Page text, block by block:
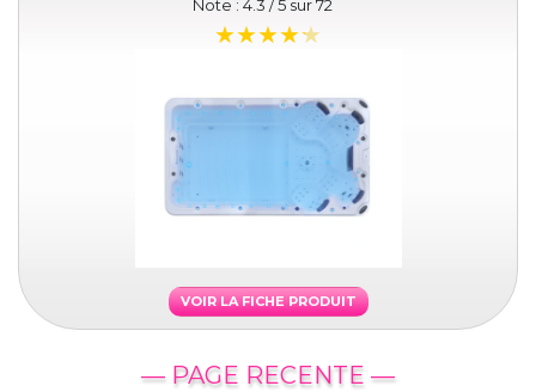
Note : 4.3 / 5 sur72
VOIR LA FICHE PRODUIT
— PAGE RECENTE —